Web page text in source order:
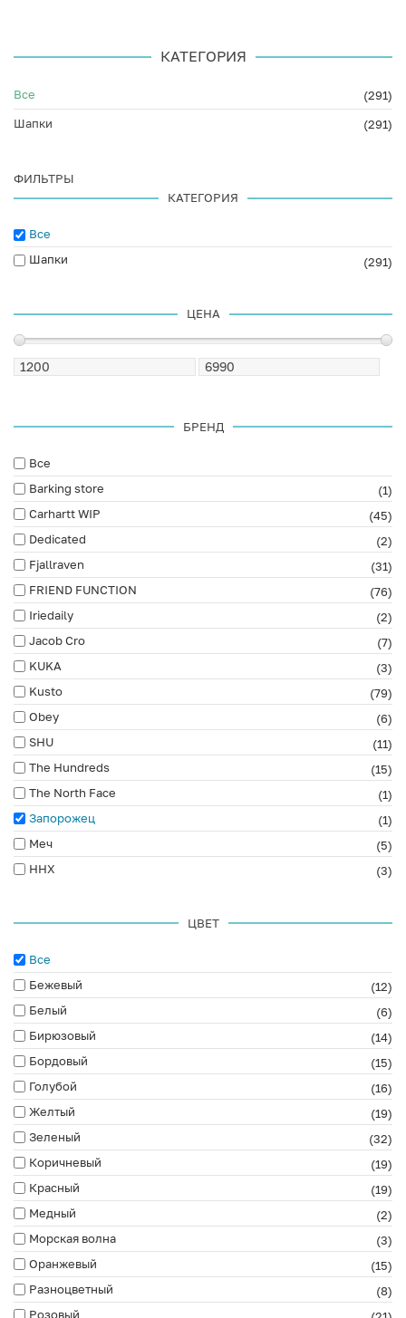
КАТЕГОРИЯ
Все
(291)
Шапки
(291)
ФИЛЬТРЫ
КАТЕГОРИЯ
Все
Шапки
(291)
ЦЕНА
БРЕНД
Все
Barking store
(1)
Carhartt WIP
(45)
Dedicated
(2)
Fjallraven
(31)
FRIEND FUNCTION
(76)
Iriedaily
(2)
Jacob Cro
(7)
KUKA
(3)
Kusto
(79)
Obey
(6)
SHU
(11)
The Hundreds
(15)
The North Face
(1)
Запорожец
(1)
Меч
(5)
ННХ
(3)
ЦВЕТ
Все
Бежевый
(12)
Белый
(6)
Бирюзовый
(14)
Бордовый
(15)
Голубой
(16)
Желтый
(19)
Зеленый
(32)
Коричневый
(19)
Красный
(19)
Медный
(2)
Морская волна
(3)
Оранжевый
(15)
Разноцветный
(8)
Розовый